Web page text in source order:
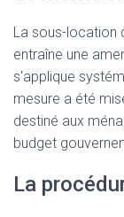
La sous-location
entraîne une
s'applique
mesure a été
destiné aux
budget
La